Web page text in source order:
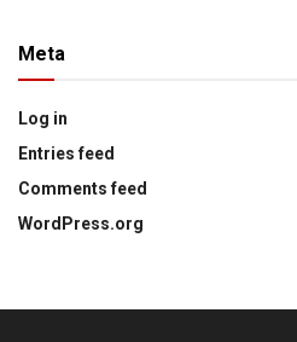
Meta
Log in
Entries feed
Comments feed
WordPress.org